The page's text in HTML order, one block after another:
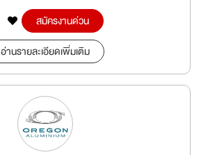
สมัครงานด่วน
อ่านรายละเอียดเพิ่มเติม